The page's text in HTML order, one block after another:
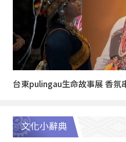
台東pulingau生命故事展 香氛
文化小辭典